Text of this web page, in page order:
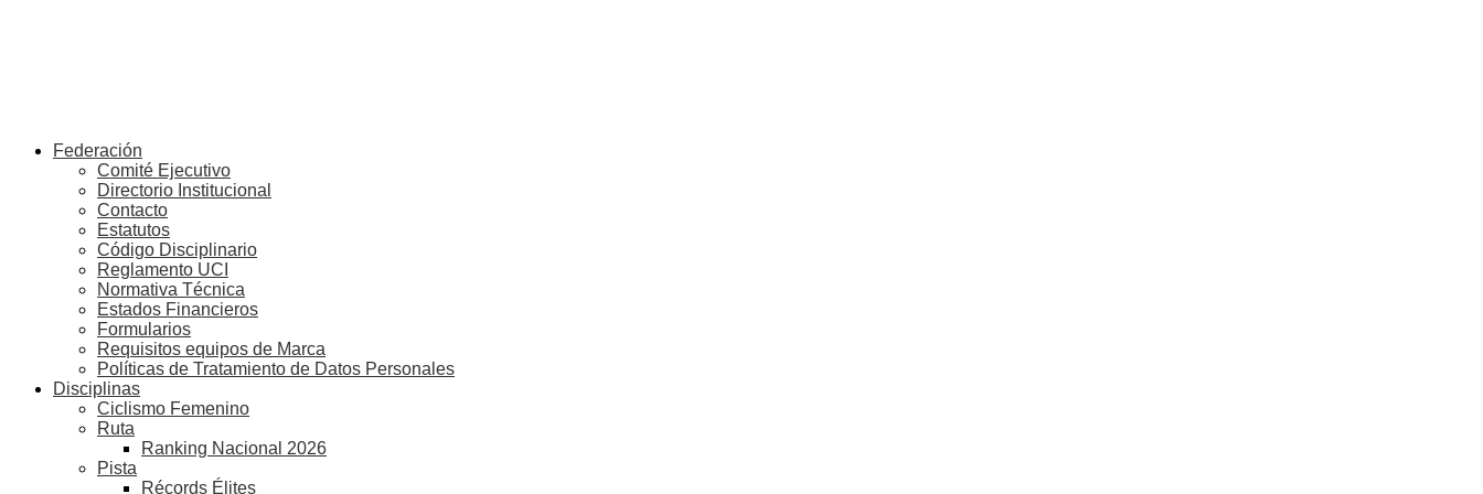
Federación
Comité Ejecutivo
Directorio Institucional
Contacto
Estatutos
Código Disciplinario
Reglamento UCI
Normativa Técnica
Estados Financieros
Formularios
Requisitos equipos de Marca
Políticas de Tratamiento de Datos Personales
Disciplinas
Ciclismo Femenino
Ruta
Ranking Nacional 2026
Pista
Récords Élites